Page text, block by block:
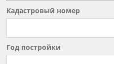
Кадастровый номер
Год постройки